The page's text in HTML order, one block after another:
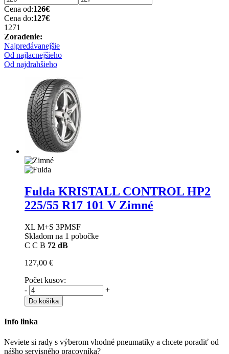
Cena od:126€
Cena do:127€
1271
Zoradenie:
Najpredávanejšie
Od najlacnejšieho
Od najdrahšieho
Fulda KRISTALL CONTROL HP2
225/55 R17 101 V Zimné
XL M+S 3PMSF
Skladom na 1 pobočke
C C B 72 dB
127,00 €
Počet kusov:
-
+
Do košíka
Info linka
Neviete si rady s výberom vhodné pneumatiky a chcete poradiť od
nášho servisného pracovníka?